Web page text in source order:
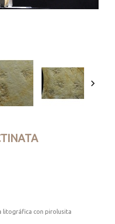

litográfica con pirolusita